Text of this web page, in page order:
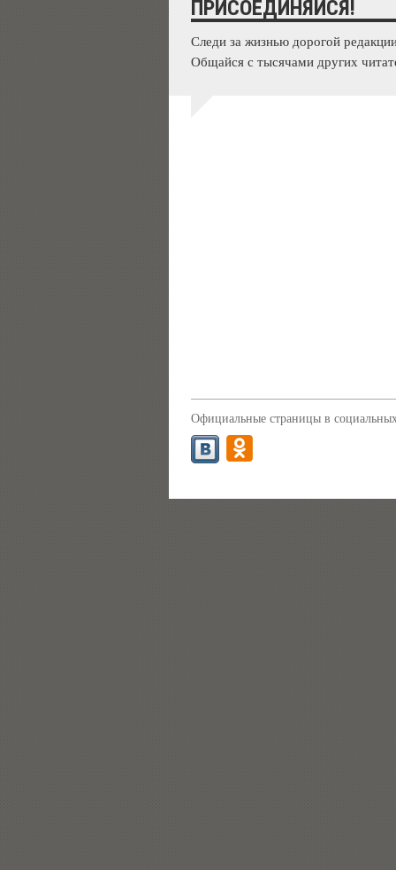
ПРИСОЕДИНЯЙСЯ!
Следи за жизнью дорогой
Общайся с тысячами других
Официальные страницы в социальных